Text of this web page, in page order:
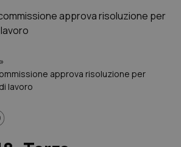
»
approva risoluzione per
lavoro